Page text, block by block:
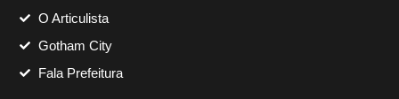
O Articulista
Gotham City
Fala Prefeitura